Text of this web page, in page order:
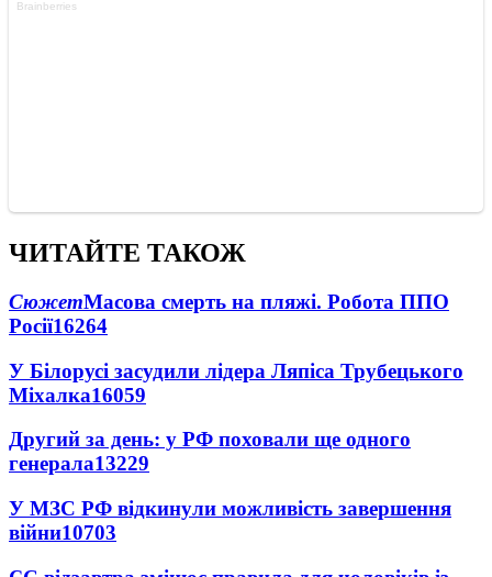
ЧИТАЙТЕ ТАКОЖ
СюжетМасова смерть на пляжі. Робота ППО
Росії16264
У Білорусі засудили лідера Ляпіса Трубецького
Міхалка16059
Другий за день: у РФ поховали ще одного
генерала13229
У МЗС РФ відкинули можливість завершення
війни10703